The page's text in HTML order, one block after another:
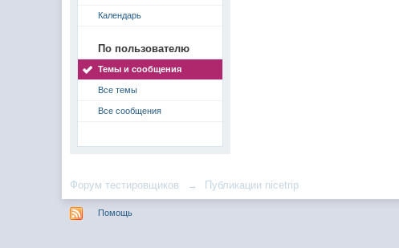
Календарь
По пользователю
Темы и сообщения
Все темы
Все сообщения
Форум тестировщиков → Публикации nicetrip
Помощь